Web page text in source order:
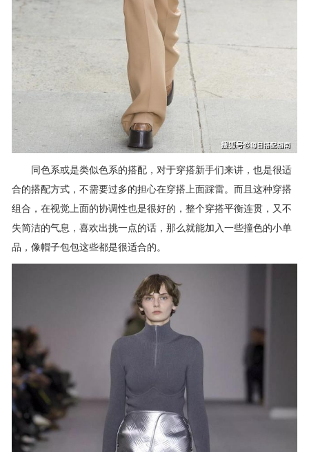
同色系或是类似色系的搭配，对于穿搭新手们来讲，也是很适
合的搭配方式，不需要过多的担心在穿搭上面踩雷。而且这种穿搭
组合，在视觉上面的协调性也是很好的，整个穿搭平衡连贯，又不
失简洁的气息，喜欢出挑一点的话，那么就能加入一些撞色的小单
品，像帽子包包这些都是很适合的。